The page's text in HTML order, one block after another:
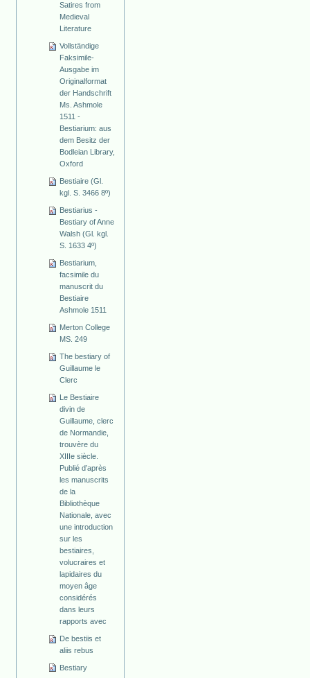
Satires from
Medieval
Literature
Vollständige
Faksimile-
Ausgabe im
Originalformat
der Handschrift
Ms. Ashmole
1511 -
Bestiarium: aus
dem Besitz der
Bodleian Library,
Oxford
Bestiaire (Gl.
kgl. S. 3466 8º)
Bestiarius -
Bestiary of Anne
Walsh (Gl. kgl.
S. 1633 4º)
Bestiarium,
facsimile du
manuscrit du
Bestiaire
Ashmole 1511
Merton College
MS. 249
The bestiary of
Guillaume le
Clerc
Le Bestiaire
divin de
Guillaume, clerc
de Normandie,
trouvère du
XIIIe siècle.
Publié d’après
les manuscrits
de la
Bibliothèque
Nationale, avec
une introduction
sur les
bestiaires,
volucraires et
lapidaires du
moyen âge
considérés
dans leurs
rapports avec
De bestiis et
aliis rebus
Bestiary